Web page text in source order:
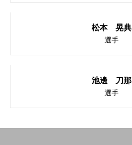
松本 晃典
選手
池邊 刀那
選手